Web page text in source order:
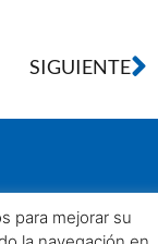
SIGUIENTE
para mejorar su